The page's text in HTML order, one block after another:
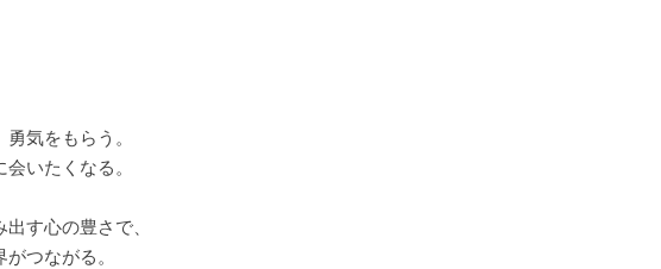
気をもらう。
いたくなる。
す心の豊さで、
つながる。